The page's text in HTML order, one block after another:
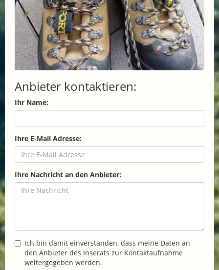
Anbieter kontaktieren:
Ihr Name:
Ihre E-Mail Adresse:
Ihre Nachricht an den Anbieter:
Ich bin damit einverstanden, dass meine Daten an
den Anbieter des Inserats zur Kontaktaufnahme
weitergegeben werden.